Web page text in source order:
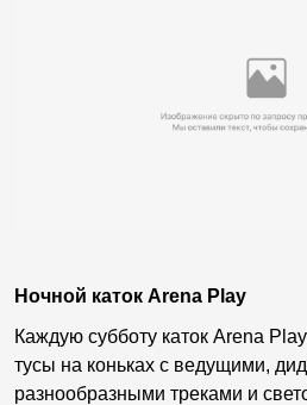
Ночной каток Arena Play
Каждую субботу каток Arena
тусы на коньках с ведущими,
разнообразными треками и